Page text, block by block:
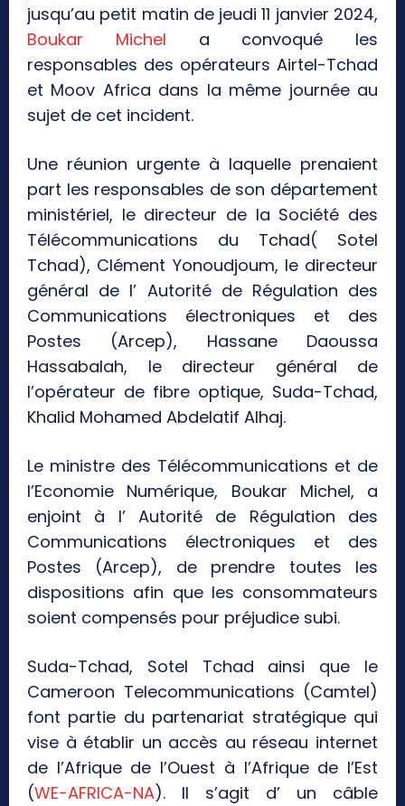
jusqu’au petit matin de jeudi 11 janvier 2024,
Boukar Michel a convoqué les
responsables des opérateurs Airtel-Tchad
et Moov Africa dans la même journée au
sujet de cet incident.
Une réunion urgente à laquelle prenaient
part les responsables de son département
ministériel, le directeur de la Société des
Télécommunications du Tchad( Sotel
Tchad), Clément Yonoudjoum, le directeur
général de l’ Autorité de Régulation des
Communications électroniques et des
Postes (Arcep), Hassane Daoussa
Hassabalah, le directeur général de
l’opérateur de fibre optique, Suda-Tchad,
Khalid Mohamed Abdelatif Alhaj.
Le ministre des Télécommunications et de
l’Economie Numérique, Boukar Michel, a
enjoint à l’ Autorité de Régulation des
Communications électroniques et des
Postes (Arcep), de prendre toutes les
dispositions afin que les consommateurs
soient compensés pour préjudice subi.
Suda-Tchad, Sotel Tchad ainsi que le
Cameroon Telecommunications (Camtel)
font partie du partenariat stratégique qui
vise à établir un accès au réseau internet
de l’Afrique de l’Ouest à l’Afrique de l’Est
(WE-AFRICA-NA). Il s’agit d’ un câble